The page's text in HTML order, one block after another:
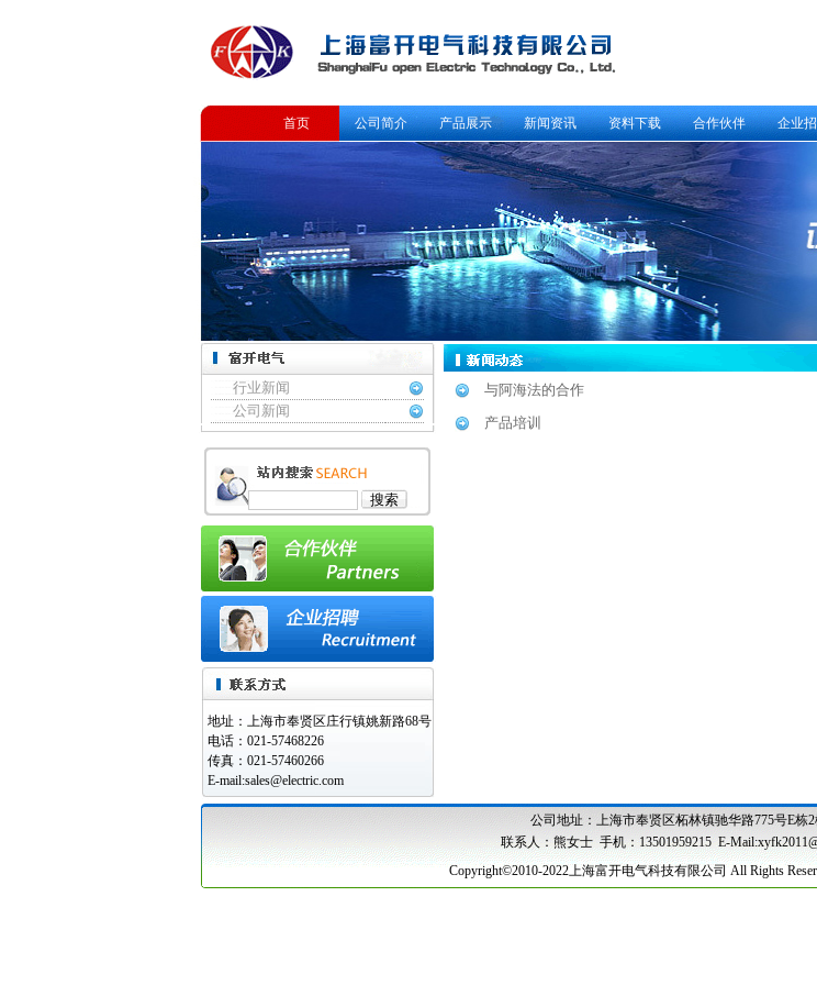
首页 公司简介 产品展示 新闻资讯 资料下载 合作伙伴 企业
行业新闻
公司新闻
地址：上海市奉贤区庄行镇姚新路68号
电话：021-57468226
传真：021-57460266
E-mail:sales@electric.com
与阿海法的合作
产品培训
公司地址： 上海市奉贤区柘林镇驰华路775号E栋
联系人：熊女士 手机：13501959215 E-Mail:
Copyright©2010-2022上海富开电气科技有限公司 All Rights